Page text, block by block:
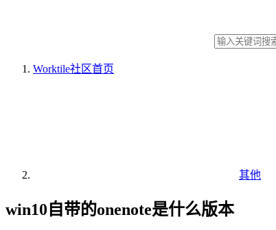
Worktile社区首页
其他
win10自带的onenote是什么版本